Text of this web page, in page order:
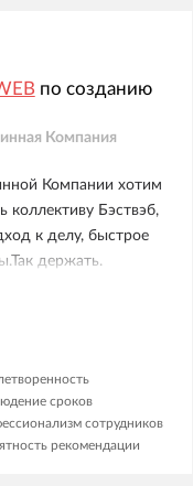
по созданию
Компания
Компании хотим
коллективу Бэствэб,
к делу, быстрое
держать.
сроков
сотрудников
рекомендации